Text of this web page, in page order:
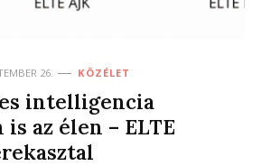
26. KÖZÉLET
intelligencia
az élen – ELTE